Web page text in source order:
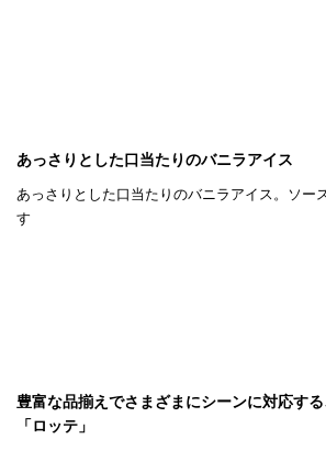
あっさりとした口当たりのバニラアイス
あっさりとした口当たりのバニラアイス。ソー
す
豊富な品揃えでさまざまにシーンに対応す
「ロッテ」